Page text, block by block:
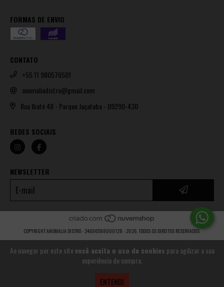
Ao navegar por este sitevocê aceita o uso de cookies para agilizar a sua
experiência de compra.
ENTENDI
FORMAS DE ENVIO
CONTATO
+55 11 980576501
anomaliadistro@gmail.com
Rua Ibaté 48 - Parque Jaçatuba - 09290-430
REDES SOCIAIS
NEWSLETTER
COPYRIGHT ANOMALIA DISTRO - 24696588000128 - 2026. TODOS OS DIREITOS RESERVADOS.